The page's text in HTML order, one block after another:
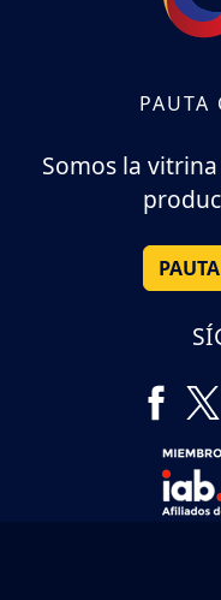
PAUTA
Somos la